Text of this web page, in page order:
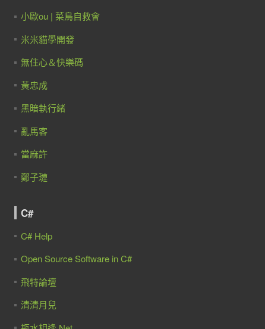
小歐ou | 菜鳥自救會
米米貓學開發
無住心＆快樂碼
黃忠成
黑暗執行緒
亂馬客
當麻許
鄭子璉
C#
C# Help
Open Source Software in C#
飛特論壇
清清月兒